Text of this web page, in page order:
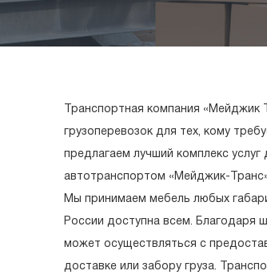
Транспортная компания «Мейджик
грузоперевозок для тех, кому
предлагаем лучший комплекс
автотранспортом «Мейджик-
Мы принимаем мебель любых
России доступна всем. Благодаря
может осуществляться с
доставке или забору груза.